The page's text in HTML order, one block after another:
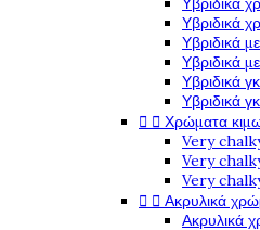
Υβριδικά
Υβριδικά
Υβριδικά
Υβριδικά
Υβριδικά
  Χρώματα
Very
Very
Very
  Ακρυλικά
Ακρυλικά